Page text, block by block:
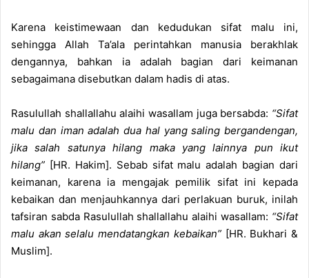
Karena keistimewaan dan kedudukan sifat malu ini,
sehingga Allah Ta’ala perintahkan manusia berakhlak
dengannya, bahkan ia adalah bagian dari keimanan
sebagaimana disebutkan dalam hadis di atas.
Rasulullah shallallahu alaihi wasallam juga bersabda: “Sifat
malu dan iman adalah dua hal yang saling bergandengan,
jika salah satunya hilang maka yang lainnya pun ikut
hilang” [HR. Hakim]. Sebab sifat malu adalah bagian dari
keimanan, karena ia mengajak pemilik sifat ini kepada
kebaikan dan menjauhkannya dari perlakuan buruk, inilah
tafsiran sabda Rasulullah shallallahu alaihi wasallam: “Sifat
malu akan selalu mendatangkan kebaikan”[HR. Bukhari &
Muslim].